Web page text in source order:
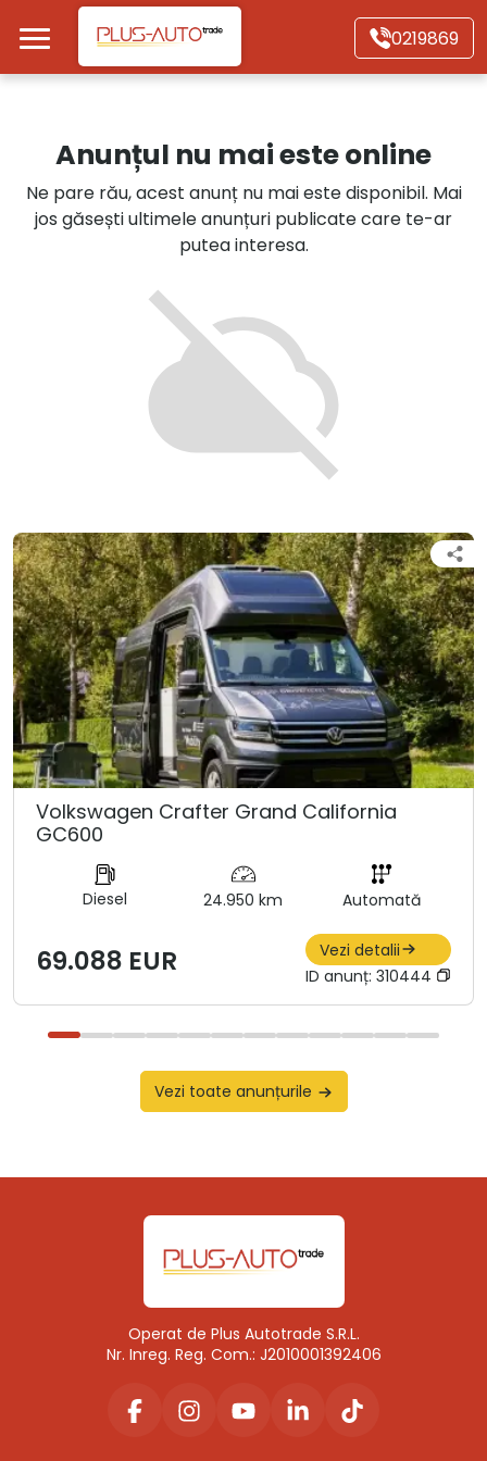
Mergi direct la conținutul principal
0219869
Autoturisme
Motociclete
Autoutilitare
Alte tipuri vehicule
Anunțul nu mai este online
Ne pare rău, acest anunț nu mai este disponibil. Mai
jos găsești ultimele anunțuri publicate care te-ar
putea interesa.
Volkswagen Crafter Grand California
GC600
Diesel 24.950 km Automată
69.088 EUR
Vezi detalii
ID anunț: 310444
Vezi toate anunțurile
Operat de Plus Autotrade S.R.L.
Nr. Inreg. Reg. Com.: J2010001392406